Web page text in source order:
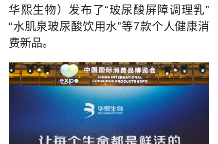
华熙生物）发布了“玻尿酸屏障调理乳”
“水肌泉玻尿酸饮用水”等7款个人健康消
费新品。